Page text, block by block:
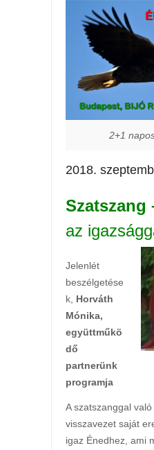
2+1
2018.
Szatszang
az
Jelenlét
beszélgetése
k, Horváth
Mónika,
együttműkö
dő
partnerünk
programja
A szatszanggal
visszavezet saját
igaz Énedhez, ami